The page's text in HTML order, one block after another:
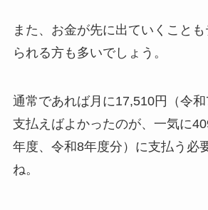
また、お金が先に出ていくこと
られる方も多いでしょう。
通常であれば月に17,510円（令
支払えばよかったのが、一気に
年度、令和8年度分）に支払う必
ね。